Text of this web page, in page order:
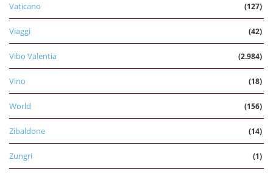
Vaticano (127)
Viaggi (42)
Vibo Valentia (2.984)
Vino (18)
World (156)
Zibaldone (14)
Zungri (1)